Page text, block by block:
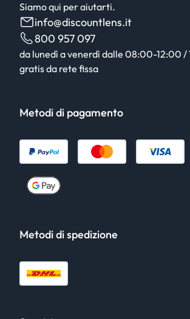
Siamo qui per aiutarti.
info@discountlens.it
800 957 097
da lunedì a venerdì dalle 08:00-12:00 /
gratis da rete fissa
Metodi di pagamento
Metodi di spedizione